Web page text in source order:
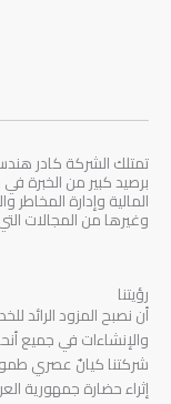
تمتلك الشركة كادر
برصيد كبير من الخبرة
المالية وإدارة المخاطر
وغيرها من المجالات
رؤيتنا
أن نصبح المزود الرائد
والإنشاءات في جميع
شركتنا كيانٌ عصري
إثراء حضارة جمهورية